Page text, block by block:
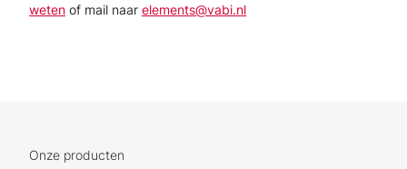
weten of mail naar elements@vabi.nl
Onze producten